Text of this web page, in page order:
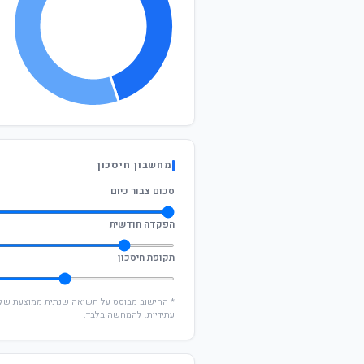
מחשבון חיסכון
סכום צבור כיום
הפקדה חודשית
תקופת חיסכון
עתידיות. להמחשה בלבד.